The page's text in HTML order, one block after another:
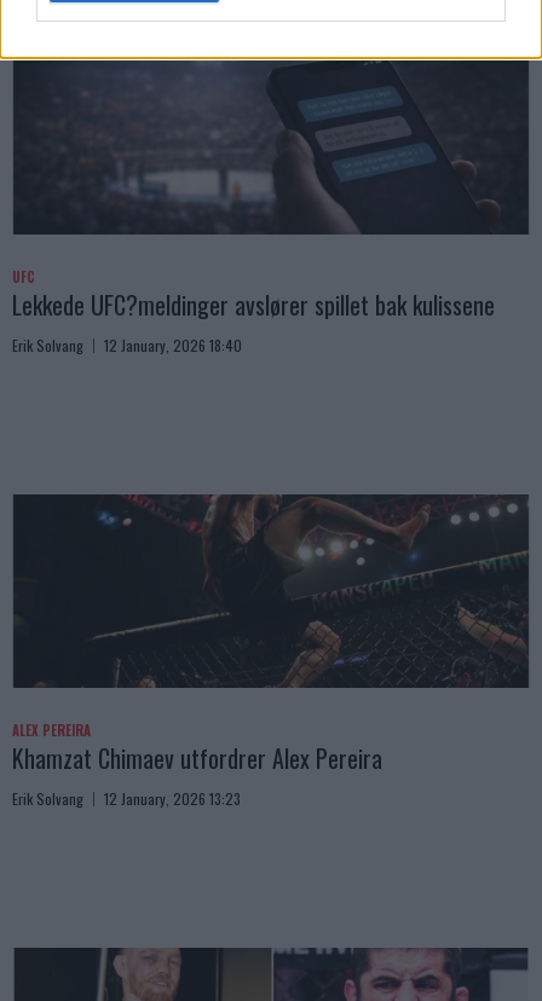
UFC
Lekkede UFC?meldinger avslører spillet bak kulissene
Erik Solvang 12 January, 2026 18:40
ALEX PEREIRA
Khamzat Chimaev utfordrer Alex Pereira
Erik Solvang 12 January, 2026 13:23